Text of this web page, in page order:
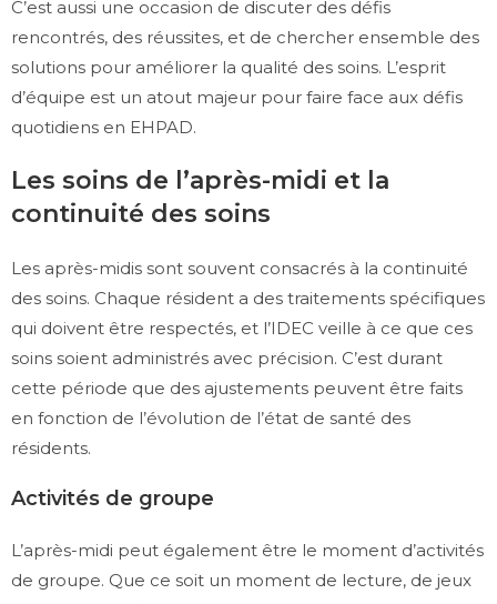
C’est aussi une occasion de discuter des défis
rencontrés, des réussites, et de chercher ensemble des
solutions pour améliorer la qualité des soins. L’esprit
d’équipe est un atout majeur pour faire face aux défis
quotidiens en EHPAD.
Les soins de l’après-midi et la
continuité des soins
Les après-midis sont souvent consacrés à la continuité
des soins. Chaque résident a des traitements spécifiques
qui doivent être respectés, et l’IDEC veille à ce que ces
soins soient administrés avec précision. C’est durant
cette période que des ajustements peuvent être faits
en fonction de l’évolution de l’état de santé des
résidents.
Activités de groupe
L’après-midi peut également être le moment d’activités
de groupe. Que ce soit un moment de lecture, de jeux